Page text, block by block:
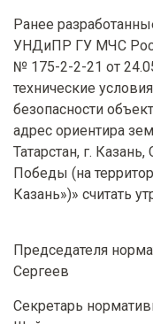
Ранее
УНДиПР ГУ МЧС
№ 175-2-2-21 от
технические
безопасности
адрес ориентира
Татарстан, г.
Победы (на
Казань»)» считать
Председателя
Сергеев
Секретарь